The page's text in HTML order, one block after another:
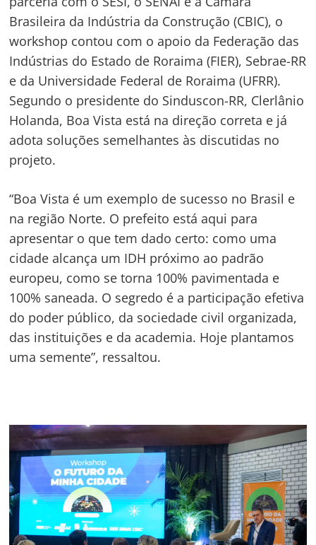
Brasileira da Indústria da Construção (CBIC), o
workshop contou com o apoio da Federação das
Indústrias do Estado de Roraima (FIER), Sebrae-RR
e da Universidade Federal de Roraima (UFRR).
Segundo o presidente do Sinduscon-RR, Clerlânio
Holanda, Boa Vista está na direção correta e já
adota soluções semelhantes às discutidas no
projeto.
“Boa Vista é um exemplo de sucesso no Brasil e
na região Norte. O prefeito está aqui para
apresentar o que tem dado certo: como uma
cidade alcança um IDH próximo ao padrão
europeu, como se torna 100% pavimentada e
100% saneada. O segredo é a participação efetiva
do poder público, da sociedade civil organizada,
das instituições e da academia. Hoje plantamos
uma semente”, ressaltou.